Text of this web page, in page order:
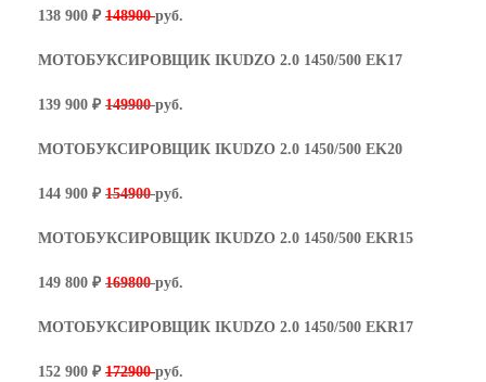
138 900 ₽ 148900руб.
МОТОБУКСИРОВЩИК IKUDZO 2.0 1450/500 EK17
139 900 ₽ 149900руб.
МОТОБУКСИРОВЩИК IKUDZO 2.0 1450/500 EK20
144 900 ₽ 154900руб.
МОТОБУКСИРОВЩИК IKUDZO 2.0 1450/500 EKR15
149 800 ₽ 169800руб.
МОТОБУКСИРОВЩИК IKUDZO 2.0 1450/500 EKR17
152 900 ₽ 172900руб.